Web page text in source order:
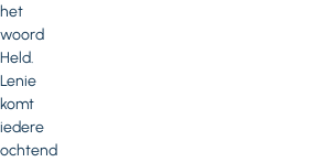
het
woord
Held.
Lenie
komt
iedere
ochtend